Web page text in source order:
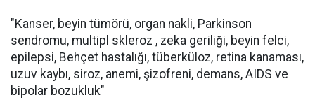
"Kanser, beyin tümörü, organ nakli, Parkinson
sendromu, multipl skleroz , zeka geriliği, beyin felci,
epilepsi, Behçet hastalığı, tüberküloz, retina kanaması,
uzuv kaybı, siroz, anemi, şizofreni, demans, AIDS ve
bipolar bozukluk"